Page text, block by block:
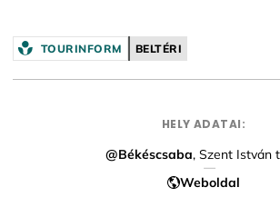
TOURINFORM BELTÉRI
HELY ADATAI:
@Békéscsaba, Szent István
Weboldal